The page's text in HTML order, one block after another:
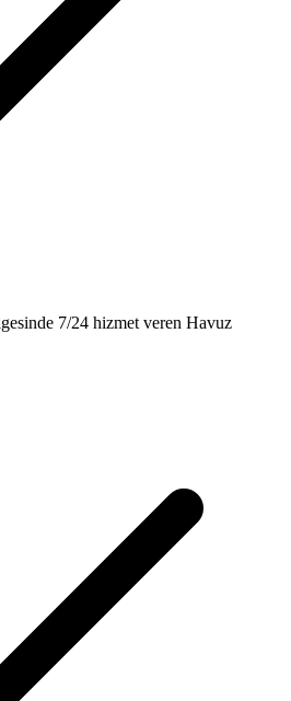
7/24 hizmet veren Havuz